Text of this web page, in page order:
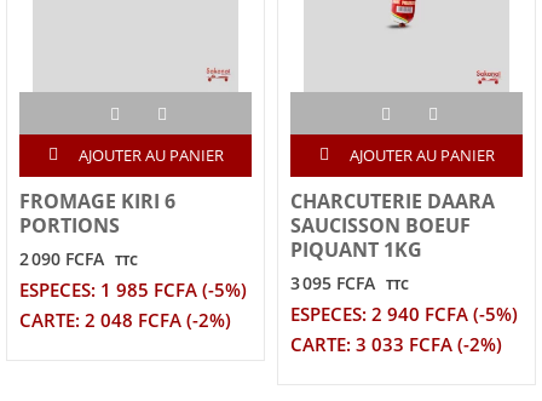
AJOUTER AU PANIER
FROMAGE KIRI 6
PORTIONS
2 090 FCFA TTC
ESPECES: 1 985 FCFA (-5%)
CARTE: 2 048 FCFA (-2%)
AJOUTER AU PANIER
CHARCUTERIE DAARA
SAUCISSON BOEUF
PIQUANT 1KG
3 095 FCFA TTC
ESPECES: 2 940 FCFA (-5%)
CARTE: 3 033 FCFA (-2%)